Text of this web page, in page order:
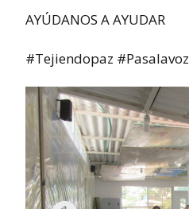
AYÚDANOS A AYUDAR
#Tejiendopaz #Pasalavoz